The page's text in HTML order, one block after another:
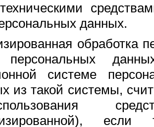
данных.
обработка
персональных
системе
из такой системы,